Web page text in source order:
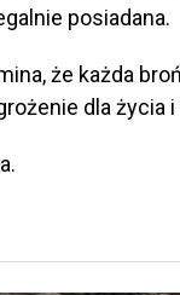
posiadana.
że każda
dla życia